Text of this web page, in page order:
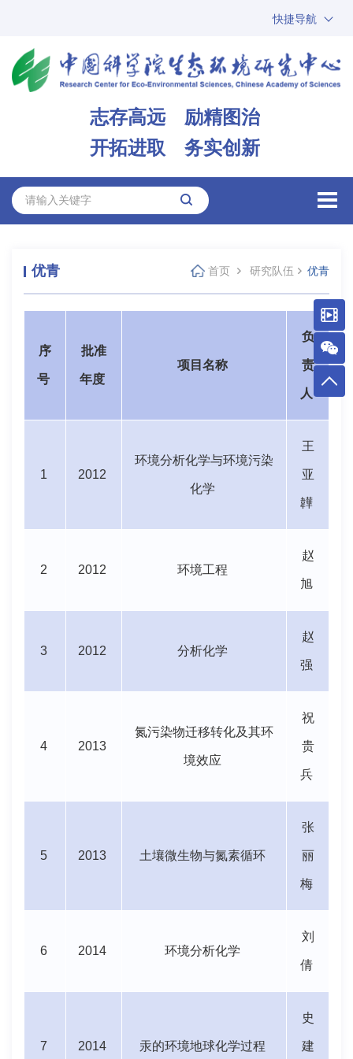
快捷导航
ARP
邮箱
志存高远 励精图治
开拓进取 务实创新
优青 首页 研究队伍 优青
序
号
批准
年度
项目名称
负
责
人
1 2012
环境分析化学与环境污染
化学
王
亚
韡
2 2012 环境工程
赵
旭
3 2012 分析化学
赵
强
4 2013
氮污染物迁移转化及其环
境效应
祝
贵
兵
5 2013 土壤微生物与氮素循环
张
丽
梅
6 2014 环境分析化学
刘
倩
7 2014 汞的环境地球化学过程
史
建